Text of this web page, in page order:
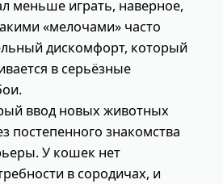
меньше играть, наверное,
«мелочами» часто
дискомфорт, который
в серьёзные
ввод новых животных
постепенного знакомства
У кошек нет
в сородичах, и